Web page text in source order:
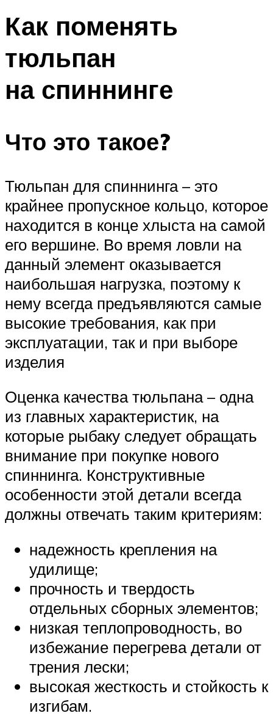
Как поменять
тюльпан
на спиннинге
Что это такое?
Тюльпан для спиннинга – это
крайнее пропускное кольцо, которое
находится в конце хлыста на самой
его вершине. Во время ловли на
данный элемент оказывается
наибольшая нагрузка, поэтому к
нему всегда предъявляются самые
высокие требования, как при
эксплуатации, так и при выборе
изделия
Оценка качества тюльпана – одна
из главных характеристик, на
которые рыбаку следует обращать
внимание при покупке нового
спиннинга. Конструктивные
особенности этой детали всегда
должны отвечать таким критериям:
надежность крепления на
удилище;
прочность и твердость
отдельных сборных элементов;
низкая теплопроводность, во
избежание перегрева детали от
трения лески;
высокая жесткость и стойкость к
изгибам.